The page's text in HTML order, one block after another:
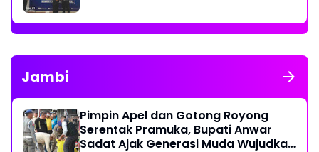
Jambi
Pimpin Apel dan Gotong Royong
Serentak Pramuka, Bupati Anwar
Sadat Ajak Generasi Muda Wujudkan